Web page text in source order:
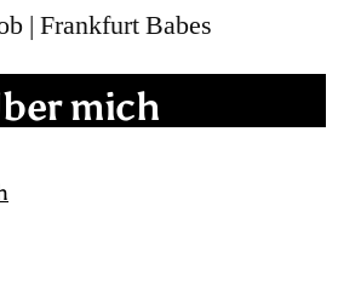
mich